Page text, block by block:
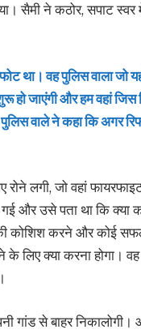
सैमी ने कठोर, सपाट स्वर
था। वह पुलिस वाला
हो जाएंगी और हम वहां
वाले ने कहा कि अगर
रोने लगी, जो वहां
और उसे पता था कि क्या
कोशिश करने और कोई
के लिए क्या करना होगा।
गांड से बाहर